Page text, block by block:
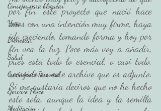
Consejos para bloguear
Yoga
Bienestar
Salud
Crecimiento Personal
Ejercicio Físico
Meditación
por fin, este proyecto que nació hace
años con una intención muy firme, haya
ido creciendo, tomando forma y hoy por
fin vea la luz. Poco más voy a añadir,
pues está todo lo esencial, o casi todo,
recogido en este archivo que os adjunto.
Sí me gustaría deciros que no he hecho
esto sola, aunque la idea y la semilla